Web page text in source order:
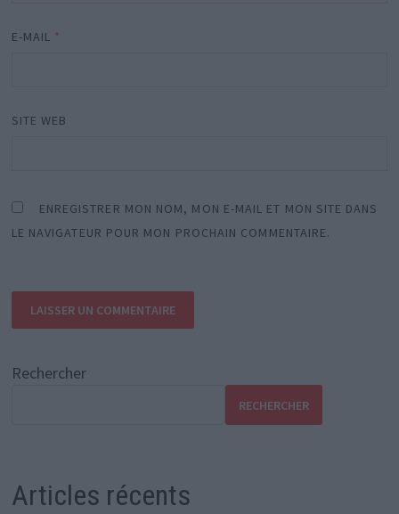
E-MAIL *
SITE WEB
ENREGISTRER MON NOM, MON E-MAIL ET MON SITE DANS
LE NAVIGATEUR POUR MON PROCHAIN COMMENTAIRE.
Rechercher
RECHERCHER
Articles récents